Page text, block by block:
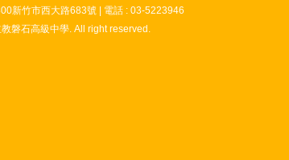
新竹市西大路683號 | 電話 : 03-5223946
磐石高級中學. All right reserved.